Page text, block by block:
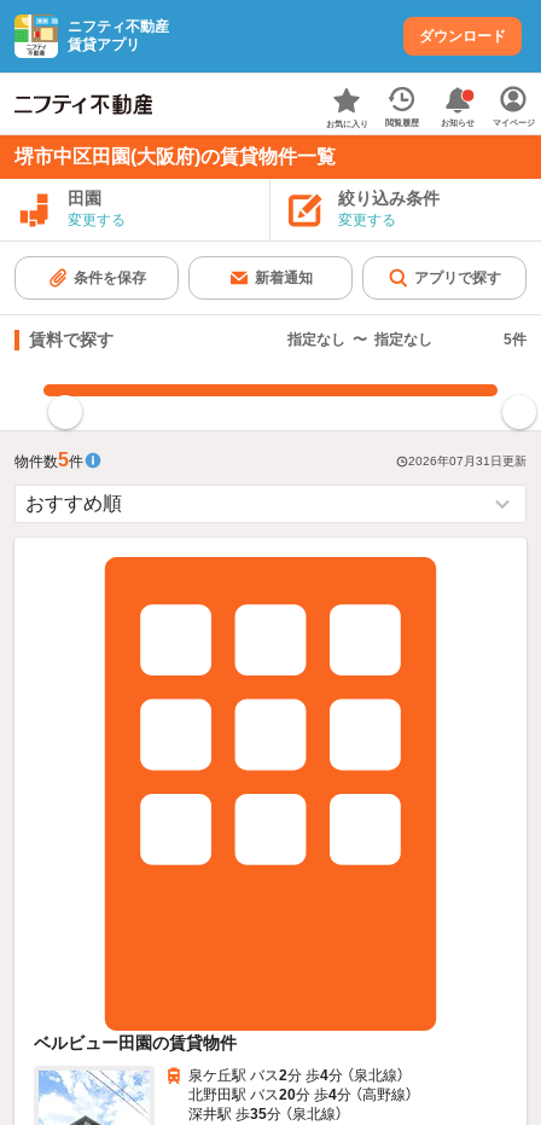
ニフティ不動産
賃貸アプリ
ダウンロード
お気に入り 閲覧履歴 お知らせ マイページ
堺市中区田園(大阪府)の賃貸物件一覧
田園
変更する
絞り込み条件
変更する
条件を保存 新着通知 アプリで探す
賃料で探す 指定なし 〜 指定なし 5件
物件数5件 2026年07月31日更新
ベルビュー田園の賃貸物件
泉ケ丘駅 バス2分 歩4分 （泉北線）
北野田駅 バス20分 歩4分 （高野線）
深井駅 歩35分 （泉北線）